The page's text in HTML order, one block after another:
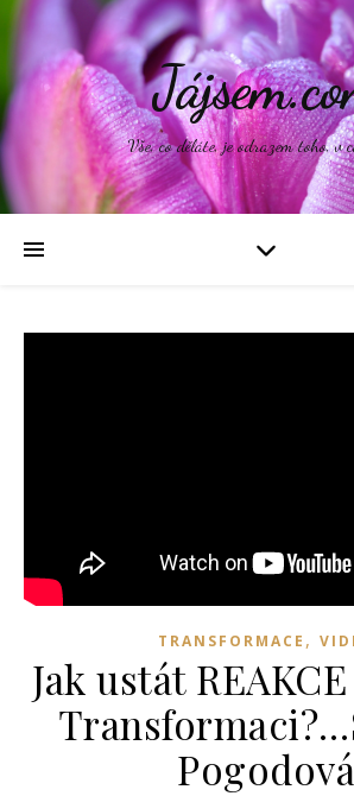
Vše, co děláte, je odrazem toho, v
TRANSFORMACE ,
Jak ustát
Pogodová